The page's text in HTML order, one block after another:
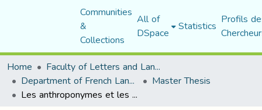
Communities
&
Collections
All of
DSpace Statistics Profils
Home
Faculty of Letters and Languages
Department of French Language and Literature Master Thesis
Les anthroponymes et les référents culturels et symboliques dans Hôtel Saint-Georges et la Dépossession de Rachid Boudjedra